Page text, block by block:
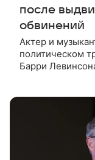
после
обвинений
Актер и
политическом
Барри